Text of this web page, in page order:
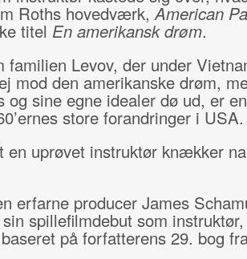
Roths hovedværk,American
titel En amerikansk drøm.
familien Levov, der under
mod den amerikanske drøm,
og sine egne idealer dø ud, er
store forandringer i
uprøvet instruktør knækker
erfarne producer James
spillefilmdebut som instruktør,
på forfatterens 29. bog